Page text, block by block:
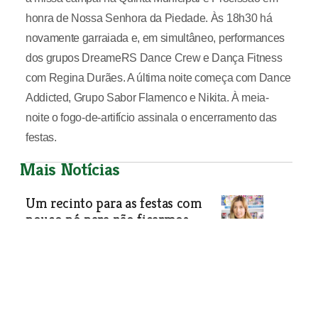
honra de Nossa Senhora da Piedade. Às 18h30 há
novamente garraiada e, em simultâneo, performances
dos grupos DreameRS Dance Crew e Dança Fitness
com Regina Durães. A última noite começa com Dance
Addicted, Grupo Sabor Flamenco e Nikita. À meia-
noite o fogo-de-artifício assinala o encerramento das
festas.
Mais Notícias
Um recinto para as festas com
pouco pó para não ficarmos